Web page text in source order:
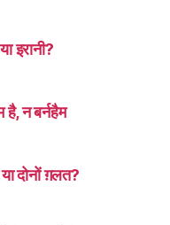
इरानी?
है, न बर्नहैम
या दोनों ग़लत?